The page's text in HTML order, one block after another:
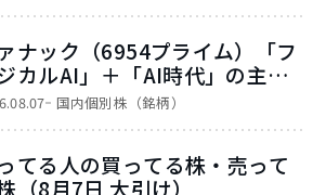
ナック（6954プライム）「フ
カルAI」＋「AI時代」の主役
つへ国内個別株（銘柄）
てる人の買ってる株・売って
（8月7日 大引け）